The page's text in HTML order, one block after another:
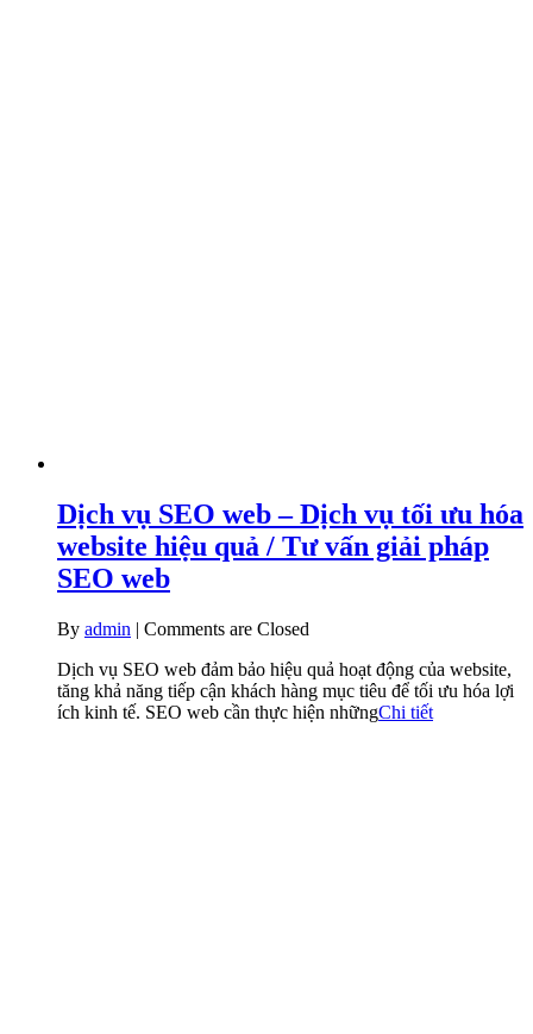
Dịch vụ SEO web – Dịch vụ tối ưu hóa
website hiệu quả / Tư vấn giải pháp
SEO web
By admin | Comments are Closed
Dịch vụ SEO web đảm bảo hiệu quả hoạt động của website,
tăng khả năng tiếp cận khách hàng mục tiêu để tối ưu hóa lợi
ích kinh tế. SEO web cần thực hiện nhữngChi tiết